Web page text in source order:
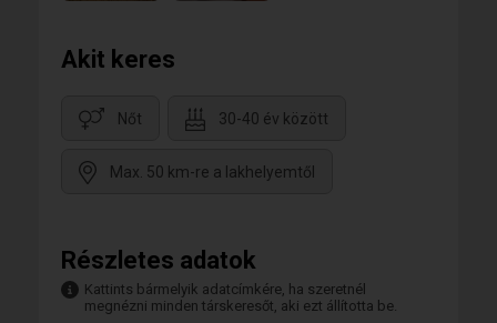
Akit keres
Nőt 30-40 év között
Max. 50 km-re a lakhelyemtől
Részletes adatok
Kattints bármelyik adatcímkére, ha szeretnél
megnézni minden társkeresőt, aki ezt állította be.